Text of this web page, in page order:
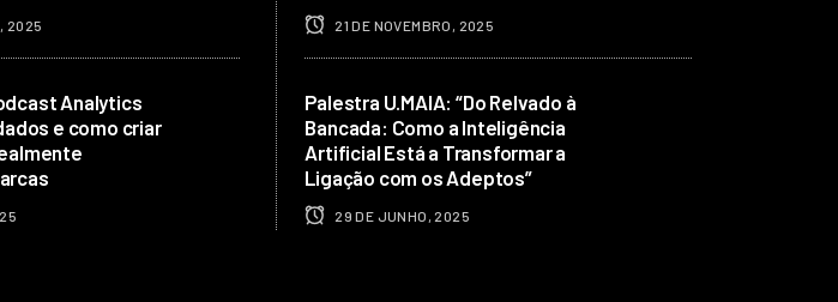
2025
Analytics
e como criar
21 DE NOVEMBRO, 2025
Palestra U.MAIA: “Do Relvado à
Bancada: Como a Inteligência
Artificial Está a Transformar a
Ligação com os Adeptos”
29 DE JUNHO, 2025